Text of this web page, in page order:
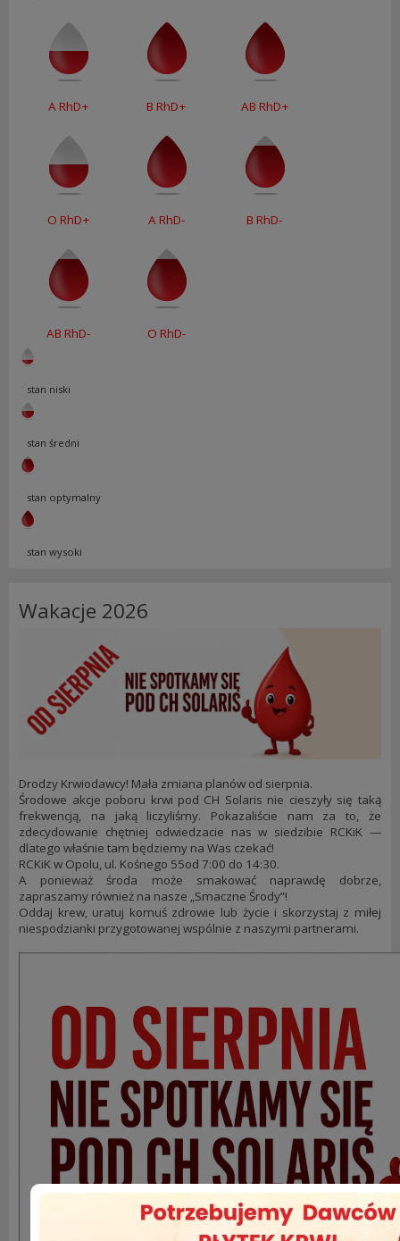
A RhD+ B RhD+ AB RhD+
O RhD+ A RhD- B RhD-
AB RhD- O RhD-
stan niski
stan średni
stan optymalny
stan wysoki
Wakacje 2026
Drodzy Krwiodawcy! Mała zmiana planów od sierpnia.
Środowe akcje poboru krwi pod CH Solaris nie cieszyły się taką
frekwencją, na jaką liczyliśmy. Pokazaliście nam za to, że
zdecydowanie chętniej odwiedzacie nas w siedzibie RCKiK —
dlatego właśnie tam będziemy na Was czekać!
RCKiK w Opolu, ul. Kośnego 55od 7:00 do 14:30.
A ponieważ środa może smakować naprawdę dobrze,
zapraszamy również na nasze „Smaczne Środy”!
Oddaj krew, uratuj komuś zdrowie lub życie i skorzystaj z miłej
niespodzianki przygotowanej wspólnie z naszymi partnerami.